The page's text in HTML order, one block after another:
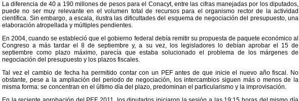
La diferencia de 40 a 190 millones de pesos para el Conacyt, entre las cifras manejadas por los diputados,
puede no ser muy relevante en el volumen total de recursos para el organismo rector de la actividad
científica. Sin embargo, a escala, ilustra las dificultades del esquema de negociación del presupuesto, una
elaboración atropellada y múltiples pendientes.
En 2004, cuando se estableció que el gobierno federal debía remitir su propuesta de paquete económico al
Congreso a más tardar el 8 de septiembre y, a su vez, los legisladores lo debían aprobar el 15 de
septiembre como plazo máximo, parecía que estaba solucionado el problema de los márgenes de
negociación del presupuesto y los plazos fiscales.
Tal vez el cambio de fecha ha permitido contar con un PEF antes de que inicie el nuevo año fiscal. No
obstante, pese a la ampliación del periodo de negociación, los intercambios siguen más o menos de la
misma forma: se concentran en el último día del plazo, predominan el particularismo y la improvisación.